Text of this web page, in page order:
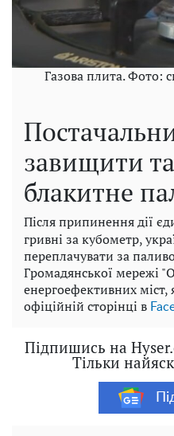
Газова плита. Фото:
завищити
блакитне
Після припинення дії
гривні за кубометр,
переплачувати за
Громадянської мережі
енергоефективних міст,
офіційній сторінці в
Підпишись на
Тільки